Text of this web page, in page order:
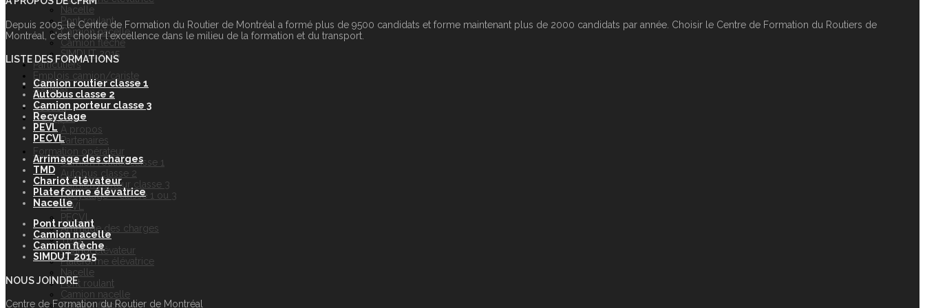
Nacelle
Pont roulant
Camion nacelle
Camion flèche
SIMDUT 2015
Particuliers
Emplois camion/cariste
Contact
Accueil
À propos
À propos
Partenaires
Formation opérateur
Camion routier classe 1
Autobus classe 2
Camion porteur classe 3
Recyclage – classe 1 ou 3
PEVL
PECVL
Arrimage des charges
TMD
Chariot élévateur
Plateforme élévatrice
Nacelle
Pont roulant
Camion nacelle
Camion flèche
Depuis 2005, le Centre de Formation du Routier de Montréal a formé plus de 9500 candidats et forme maintenant plus de 2000 candidats par année. Choisir le Centre de Formation du Routiers de
Montréal, c‘est choisir l‘excellence dans le milieu de la formation et du transport.
LISTE DES FORMATIONS
Camion routier classe 1
Autobus classe 2
Camion porteur classe 3
Recyclage
PEVL
PECVL
Arrimage des charges
TMD
Chariot élévateur
Plateforme élévatrice
Nacelle
Pont roulant
Camion nacelle
Camion flèche
SIMDUT 2015
NOUS JOINDRE
Centre de Formation du Routier de Montréal